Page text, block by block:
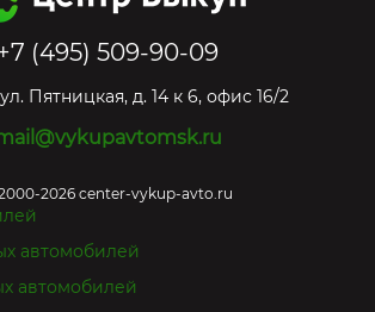
(495) 509-90-09
ул. Пятницкая, д. 14 к 6, офис 16/2
2026 center-vykup-avto.ru
автомобилей
автомобилей